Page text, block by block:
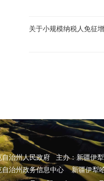
关于小规模纳税人免征
自治州人民政府 主办：新疆伊
自治州政务信息中心 新疆伊犁